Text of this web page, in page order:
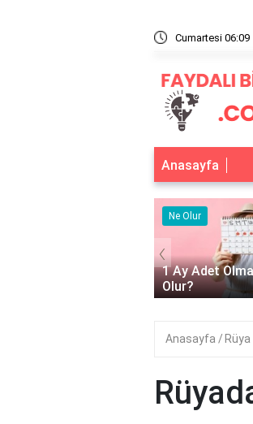
Cumartesi 06:09
yapılan katkı miktarını artırmak mümkün müdür?
Anasayfa
Ne Olur
1 Ay Aç
‹
Anasayfa